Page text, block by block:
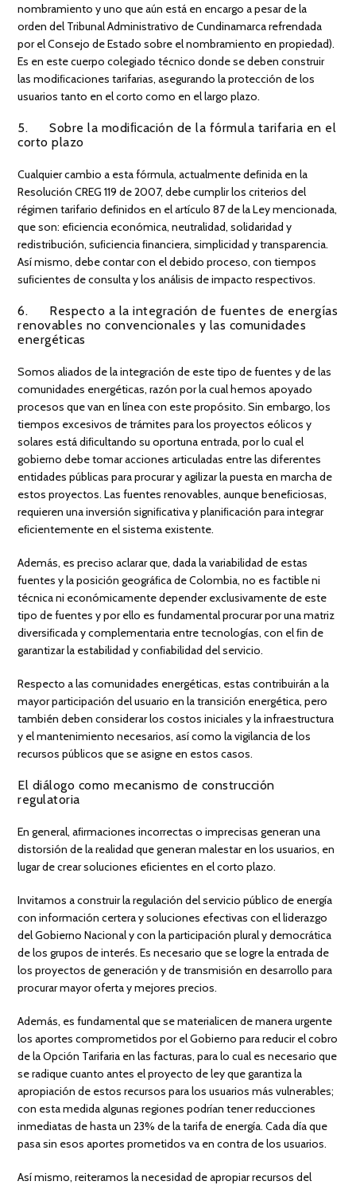
nombramiento y uno que aún está en encargo a pesar de la
orden del Tribunal Administrativo de Cundinamarca refrendada
por el Consejo de Estado sobre el nombramiento en propiedad).
Es en este cuerpo colegiado técnico donde se deben construir
las modiﬁcaciones tarifarias, asegurando la protección de los
usuarios tanto en el corto como en el largo plazo.
5. Sobre la modiﬁcación de la fórmula tarifaria en el
corto plazo
Cualquier cambio a esta fórmula, actualmente deﬁnida en la
Resolución CREG 119 de 2007, debe cumplir los criterios del
régimen tarifario deﬁnidos en el artículo 87 de la Ley mencionada,
que son: eﬁciencia económica, neutralidad, solidaridad y
redistribución, suﬁciencia ﬁnanciera, simplicidad y transparencia.
Así mismo, debe contar con el debido proceso, con tiempos
suﬁcientes de consulta y los análisis de impacto respectivos.
6. Respecto a la integración de fuentes de energías
renovables no convencionales y las comunidades
energéticas
Somos aliados de la integración de este tipo de fuentes y de las
comunidades energéticas, razón por la cual hemos apoyado
procesos que van en línea con este propósito. Sin embargo, los
tiempos excesivos de trámites para los proyectos eólicos y
solares está diﬁcultando su oportuna entrada, por lo cual el
gobierno debe tomar acciones articuladas entre las diferentes
entidades públicas para procurar y agilizar la puesta en marcha de
estos proyectos. Las fuentes renovables, aunque beneﬁciosas,
requieren una inversión signiﬁcativa y planiﬁcación para integrar
eﬁcientemente en el sistema existente.
Además, es preciso aclarar que, dada la variabilidad de estas
fuentes y la posición geográﬁca de Colombia, no es factible ni
técnica ni económicamente depender exclusivamente de este
tipo de fuentes y por ello es fundamental procurar por una matriz
diversiﬁcada y complementaria entre tecnologías, con el ﬁn de
garantizar la estabilidad y conﬁabilidad del servicio.
Respecto a las comunidades energéticas, estas contribuirán a la
mayor participación del usuario en la transición energética, pero
también deben considerar los costos iniciales y la infraestructura
y el mantenimiento necesarios, así como la vigilancia de los
recursos públicos que se asigne en estos casos.
El diálogo como mecanismo de construcción
regulatoria
En general, aﬁrmaciones incorrectas o imprecisas generan una
distorsión de la realidad que generan malestar en los usuarios, en
lugar de crear soluciones eﬁcientes en el corto plazo.
Invitamos a construir la regulación del servicio público de energía
con información certera y soluciones efectivas con el liderazgo
del Gobierno Nacional y con la participación plural y democrática
de los grupos de interés. Es necesario que se logre la entrada de
los proyectos de generación y de transmisión en desarrollo para
procurar mayor oferta y mejores precios.
Además, es fundamental que se materialicen de manera urgente
los aportes comprometidos por el Gobierno para reducir el cobro
de la Opción Tarifaria en las facturas, para lo cual es necesario que
se radique cuanto antes el proyecto de ley que garantiza la
apropiación de estos recursos para los usuarios más vulnerables;
con esta medida algunas regiones podrían tener reducciones
inmediatas de hasta un 23% de la tarifa de energía. Cada día que
pasa sin esos aportes prometidos va en contra de los usuarios.
Así mismo, reiteramos la necesidad de apropiar recursos del